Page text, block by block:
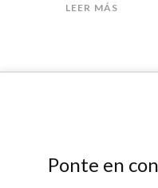
LEER MÁS
Ponte en